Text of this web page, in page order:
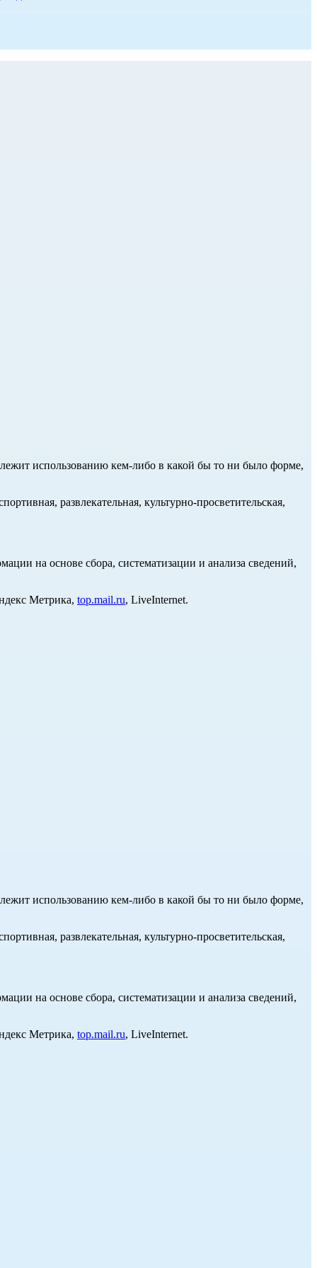
использованию кем-либо в какой бы то ни было форме,
развлекательная, культурно-просветительская,
на основе сбора, систематизации и анализа сведений,
Метрика, top.mail.ru, LiveInternet.
использованию кем-либо в какой бы то ни было форме,
развлекательная, культурно-просветительская,
на основе сбора, систематизации и анализа сведений,
Метрика, top.mail.ru, LiveInternet.